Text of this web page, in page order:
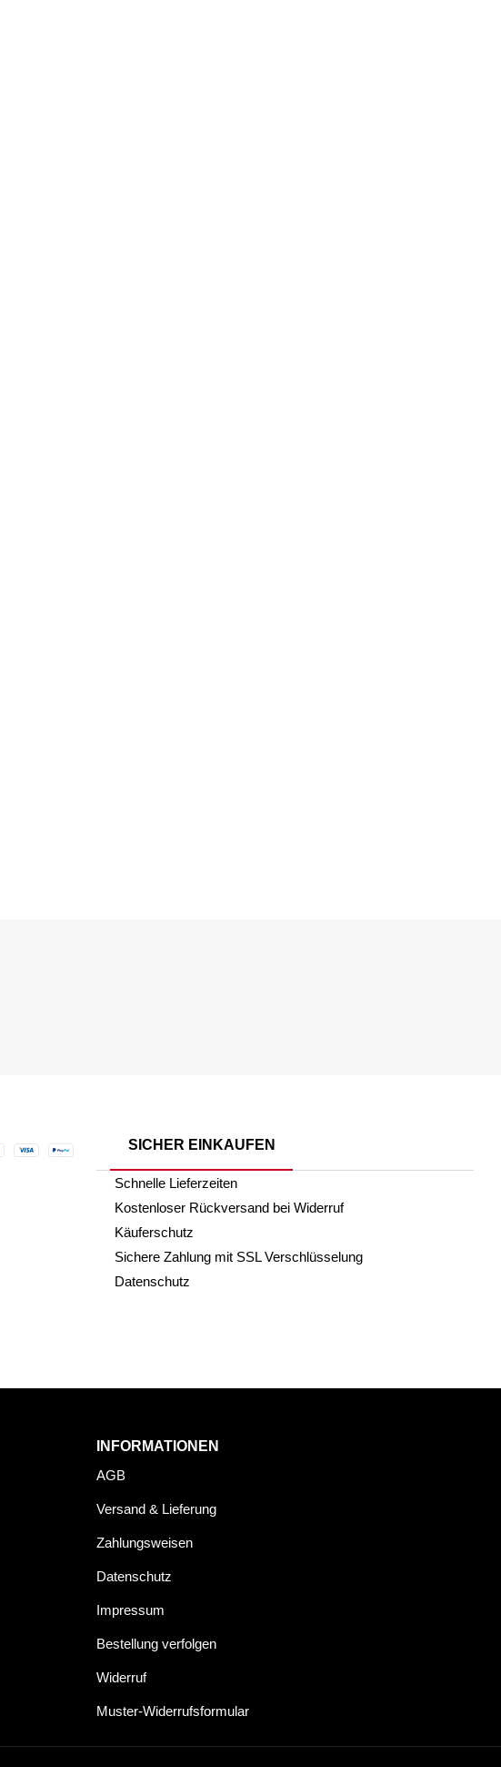
SICHER EINKAUFEN
Schnelle Lieferzeiten
Kostenloser Rückversand bei Widerruf
Käuferschutz
Sichere Zahlung mit SSL Verschlüsselung
Datenschutz
INFORMATIONEN
AGB
Versand & Lieferung
Zahlungsweisen
Datenschutz
Impressum
Bestellung verfolgen
Widerruf
Muster-Widerrufsformular